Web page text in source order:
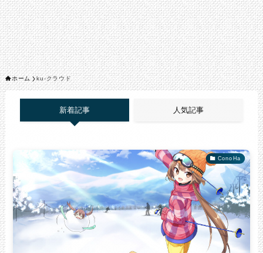
ホーム ku-クラウド
新着記事 人気記事
ConoHa